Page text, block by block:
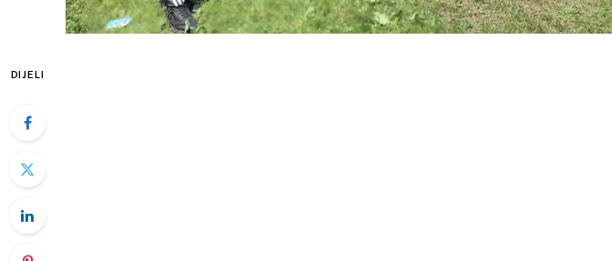
DIJELI